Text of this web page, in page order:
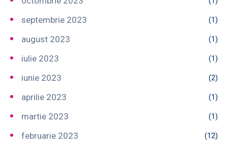
septembrie 2023 (1)
august 2023 (1)
iulie 2023 (1)
iunie 2023 (2)
aprilie 2023 (1)
martie 2023 (1)
februarie 2023 (12)